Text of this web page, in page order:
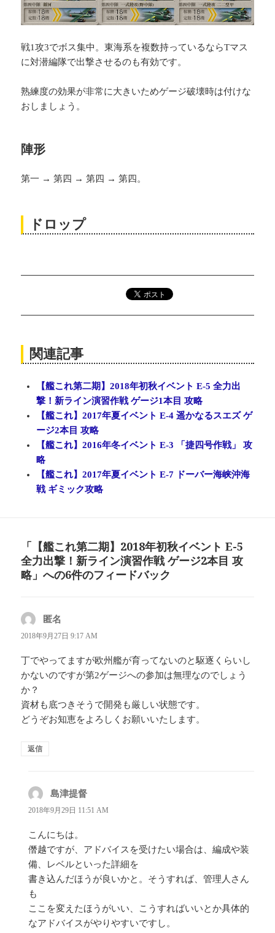
戦1攻3でボス集中。東海系を複数持っているならTマス
に対潜編隊で出撃させるのも有効です。
熟練度の効果が非常に大きいためゲージ破壊時は付けな
おしましょう。
陣形
第一 → 第四 → 第四 → 第四。
ドロップ
関連記事
【艦これ第二期】2018年初秋イベント E-5 全力出
撃！新ライン演習作戦 ゲージ1本目 攻略
【艦これ】2017年夏イベント E-4 遥かなるスエズ ゲ
ージ2本目 攻略
【艦これ】2016年冬イベント E-3 「捷四号作戦」 攻
略
【艦これ】2017年夏イベント E-7 ドーバー海峡沖海
戦 ギミック攻略
「【艦これ第二期】2018年初秋イベント E-5
全力出撃！新ライン演習作戦 ゲージ2本目 攻
略」への6件のフィードバック
匿名
り:
2018年9月27日 9:17 AM
丁でやってますが欧州艦が育ってないのと駆逐くらいし
かないのですが第2ゲージへの参加は無理なのでしょう
か？
資材も底つきそうで開発も厳しい状態です。
どうぞお知恵をよろしくお願いいたします。
返信
島津提督
り:
2018年9月29日 11:51 AM
こんにちは。
僭越ですが、アドバイスを受けたい場合は、編成や装
備、レベルといった詳細を
書き込んだほうが良いかと。そうすれば、管理人さん
も
ここを変えたほうがいい、こうすればいいとか具体的
なアドバイスがやりやすいですし。